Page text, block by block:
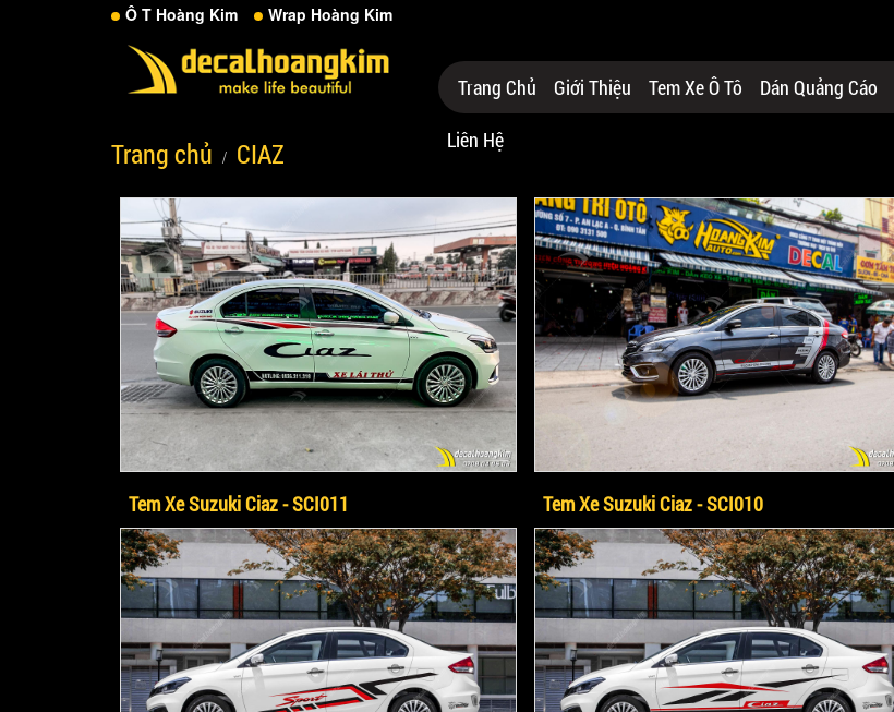
Ô T Hoàng Kim Wrap Hoàng Kim
Trang Chủ Giới Thiệu Tem Xe Ô Tô Dán Quảng Cáo
Liên Hệ
Trang chủ CIAZ
Tem Xe Suzuki Ciaz - SCI011 Tem Xe Suzuki Ciaz - SCI010